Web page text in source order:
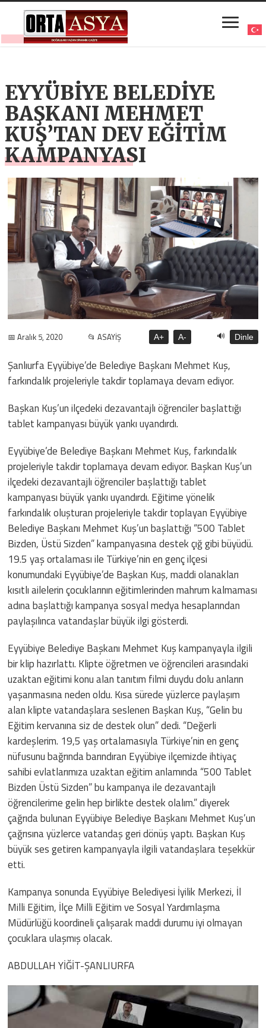
EYYÜBİYE BELEDİYE
BAŞKANI MEHMET
KUŞ’TAN DEV EĞİTİM
KAMPANYASI
📅 Aralık 5, 2020 📂 ASAYİŞ A+ A- 🔊 Dinle
Şanlıurfa Eyyübiye’de Belediye Başkanı Mehmet Kuş,
farkındalık projeleriyle takdir toplamaya devam ediyor.
Başkan Kuş’un ilçedeki dezavantajlı öğrenciler başlattığı
tablet kampanyası büyük yankı uyandırdı.
Eyyübiye’de Belediye Başkanı Mehmet Kuş, farkındalık
projeleriyle takdir toplamaya devam ediyor. Başkan Kuş’un
ilçedeki dezavantajlı öğrenciler başlattığı tablet
kampanyası büyük yankı uyandırdı. Eğitime yönelik
farkındalık oluşturan projeleriyle takdir toplayan Eyyübiye
Belediye Başkanı Mehmet Kuş’un başlattığı “500 Tablet
Bizden, Üstü Sizden” kampanyasına destek çığ gibi büyüdü.
19.5 yaş ortalaması ile Türkiye’nin en genç ilçesi
konumundaki Eyyübiye’de Başkan Kuş, maddi olanakları
kısıtlı ailelerin çocuklarının eğitimlerinden mahrum kalmaması
adına başlattığı kampanya sosyal medya hesaplarından
paylaşılınca vatandaşlar büyük ilgi gösterdi.
Eyyübiye Belediye Başkanı Mehmet Kuş kampanyayla ilgili
bir klip hazırlattı. Klipte öğretmen ve öğrencileri arasındaki
uzaktan eğitimi konu alan tanıtım filmi duydu dolu anların
yaşanmasına neden oldu. Kısa sürede yüzlerce paylaşım
alan klipte vatandaşlara seslenen Başkan Kuş, “Gelin bu
Eğitim kervanına siz de destek olun” dedi. “Değerli
kardeşlerim. 19,5 yaş ortalamasıyla Türkiye’nin en genç
nüfusunu bağrında barındıran Eyyübiye ilçemizde ihtiyaç
sahibi evlatlarımıza uzaktan eğitim anlamında “500 Tablet
Bizden Üstü Sizden” bu kampanya ile dezavantajlı
öğrencilerime gelin hep birlikte destek olalım.” diyerek
çağrıda bulunan Eyyübiye Belediye Başkanı Mehmet Kuş’un
çağrısına yüzlerce vatandaş geri dönüş yaptı. Başkan Kuş
büyük ses getiren kampanyayla ilgili vatandaşlara teşekkür
etti.
Kampanya sonunda Eyyübiye Belediyesi İyilik Merkezi, İl
Milli Eğitim, İlçe Milli Eğitim ve Sosyal Yardımlaşma
Müdürlüğü koordineli çalışarak maddi durumu iyi olmayan
çocuklara ulaşmış olacak.
ABDULLAH YİĞİT-ŞANLIURFA